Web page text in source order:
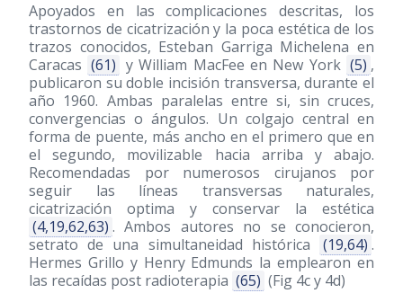
Apoyados en las complicaciones descritas, los
trastornos de cicatrización y la poca estética de los
trazos conocidos, Esteban Garriga Michelena en
Caracas (61) y William MacFee en New York (5) ,
publicaron su doble incisión transversa, durante el
año 1960. Ambas paralelas entre si, sin cruces,
convergencias o ángulos. Un colgajo central en
forma de puente, más ancho en el primero que en
el segundo, movilizable hacia arriba y abajo.
Recomendadas por numerosos cirujanos por
seguir las líneas transversas naturales,
cicatrización optima y conservar la estética
(4,19,62,63) . Ambos autores no se conocieron,
setrato de una simultaneidad histórica
(19,64) .
Hermes Grillo y Henry Edmunds la emplearon en
las recaídas post radioterapia (65) (Fig 4c y 4d)